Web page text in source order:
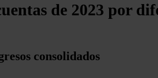
de 2023 por
consolidados